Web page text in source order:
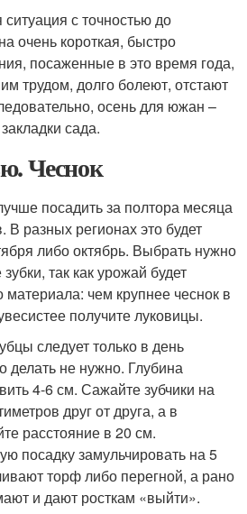
с точностью до
очень короткая, быстро
посаженные в это время года,
трудом, долго болеют, отстают
осень для южан –
сада.
Чеснок
посадить за полтора месяца
В разных регионах это будет
либо октябрь. Выбрать нужно
так как урожай будет
материала: чем крупнее чеснок в
получите луковицы.
следует только в день
делать не нужно. Глубина
4-6 см. Сажайте зубчики на
друг от друга, а в
расстояние в 20 см.
посадку замульчировать на 5
торф либо перегной, а рано
и дают росткам «выйти».